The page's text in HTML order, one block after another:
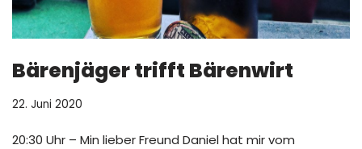
Bärenjäger trifft Bärenwirt
22. Juni 2020
20:30 Uhr – Min lieber Freund Daniel hat mir vom